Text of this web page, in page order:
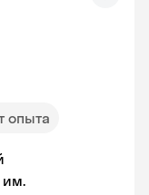
опыта
им.